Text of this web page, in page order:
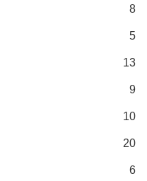
8
5
13
9
10
20
6